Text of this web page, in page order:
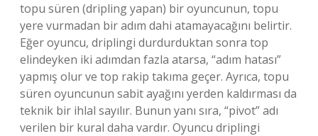
topu süren (dripling yapan) bir oyuncunun, topu
yere vurmadan bir adım dahi atamayacağını belirtir.
Eğer oyuncu, driplingi durdurduktan sonra top
elindeyken iki adımdan fazla atarsa, “adım hatası”
yapmış olur ve top rakip takıma geçer. Ayrıca, topu
süren oyuncunun sabit ayağını yerden kaldırması da
teknik bir ihlal sayılır. Bunun yanı sıra, “pivot” adı
verilen bir kural daha vardır. Oyuncu driplingi